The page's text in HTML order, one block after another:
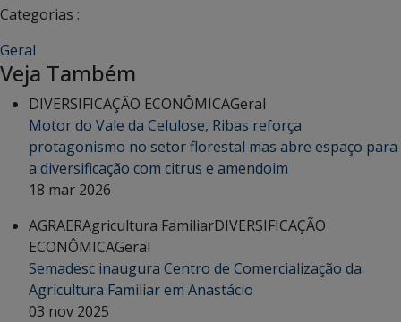
Categorias :
Geral
Veja Também
DIVERSIFICAÇÃO ECONÔMICAGeral
Motor do Vale da Celulose, Ribas reforça
protagonismo no setor florestal mas abre espaço para
a diversificação com citrus e amendoim
18 mar 2026
AGRAERAgricultura FamiliarDIVERSIFICAÇÃO
ECONÔMICAGeral
Semadesc inaugura Centro de Comercialização da
Agricultura Familiar em Anastácio
03 nov 2025